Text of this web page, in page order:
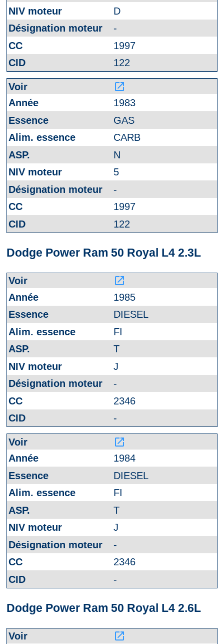
D
-
1997
122
launch
1983
GAS
CARB
N
5
-
1997
122
Dodge Power Ram 50 Royal L4 2.3L
launch
1985
DIESEL
FI
T
J
-
2346
-
launch
1984
DIESEL
FI
T
J
-
2346
-
Dodge Power Ram 50 Royal L4 2.6L
launch